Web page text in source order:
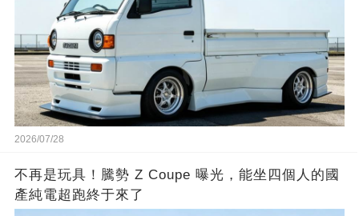
2026/07/28
不再是玩具！騰勢 Z Coupe 曝光，能坐四個人的國
產純電超跑終于來了